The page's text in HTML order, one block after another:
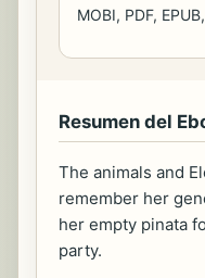
MOBI, PDF,
Resumen del
The animals and
remember her
her empty pinata
party.